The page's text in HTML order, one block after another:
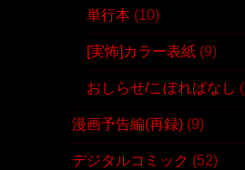
単行本 (10)
[実怖]カラー表紙 (9)
おしらせ/こぼればなし
漫画予告編(再録) (9)
デジタルコミック (52)